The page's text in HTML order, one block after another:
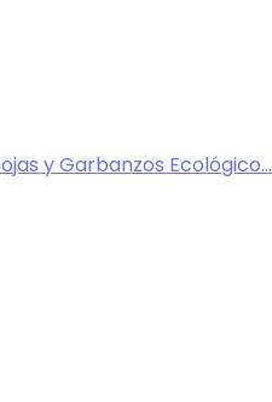
y Garbanzos Ecológico...